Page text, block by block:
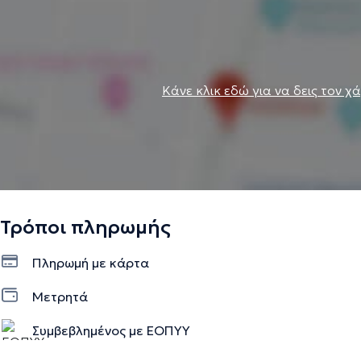
Κάνε κλικ εδώ για να δεις τον
Τρόποι πληρωμής
Πληρωμή με κάρτα
Μετρητά
Συμβεβλημένος με ΕΟΠΥΥ